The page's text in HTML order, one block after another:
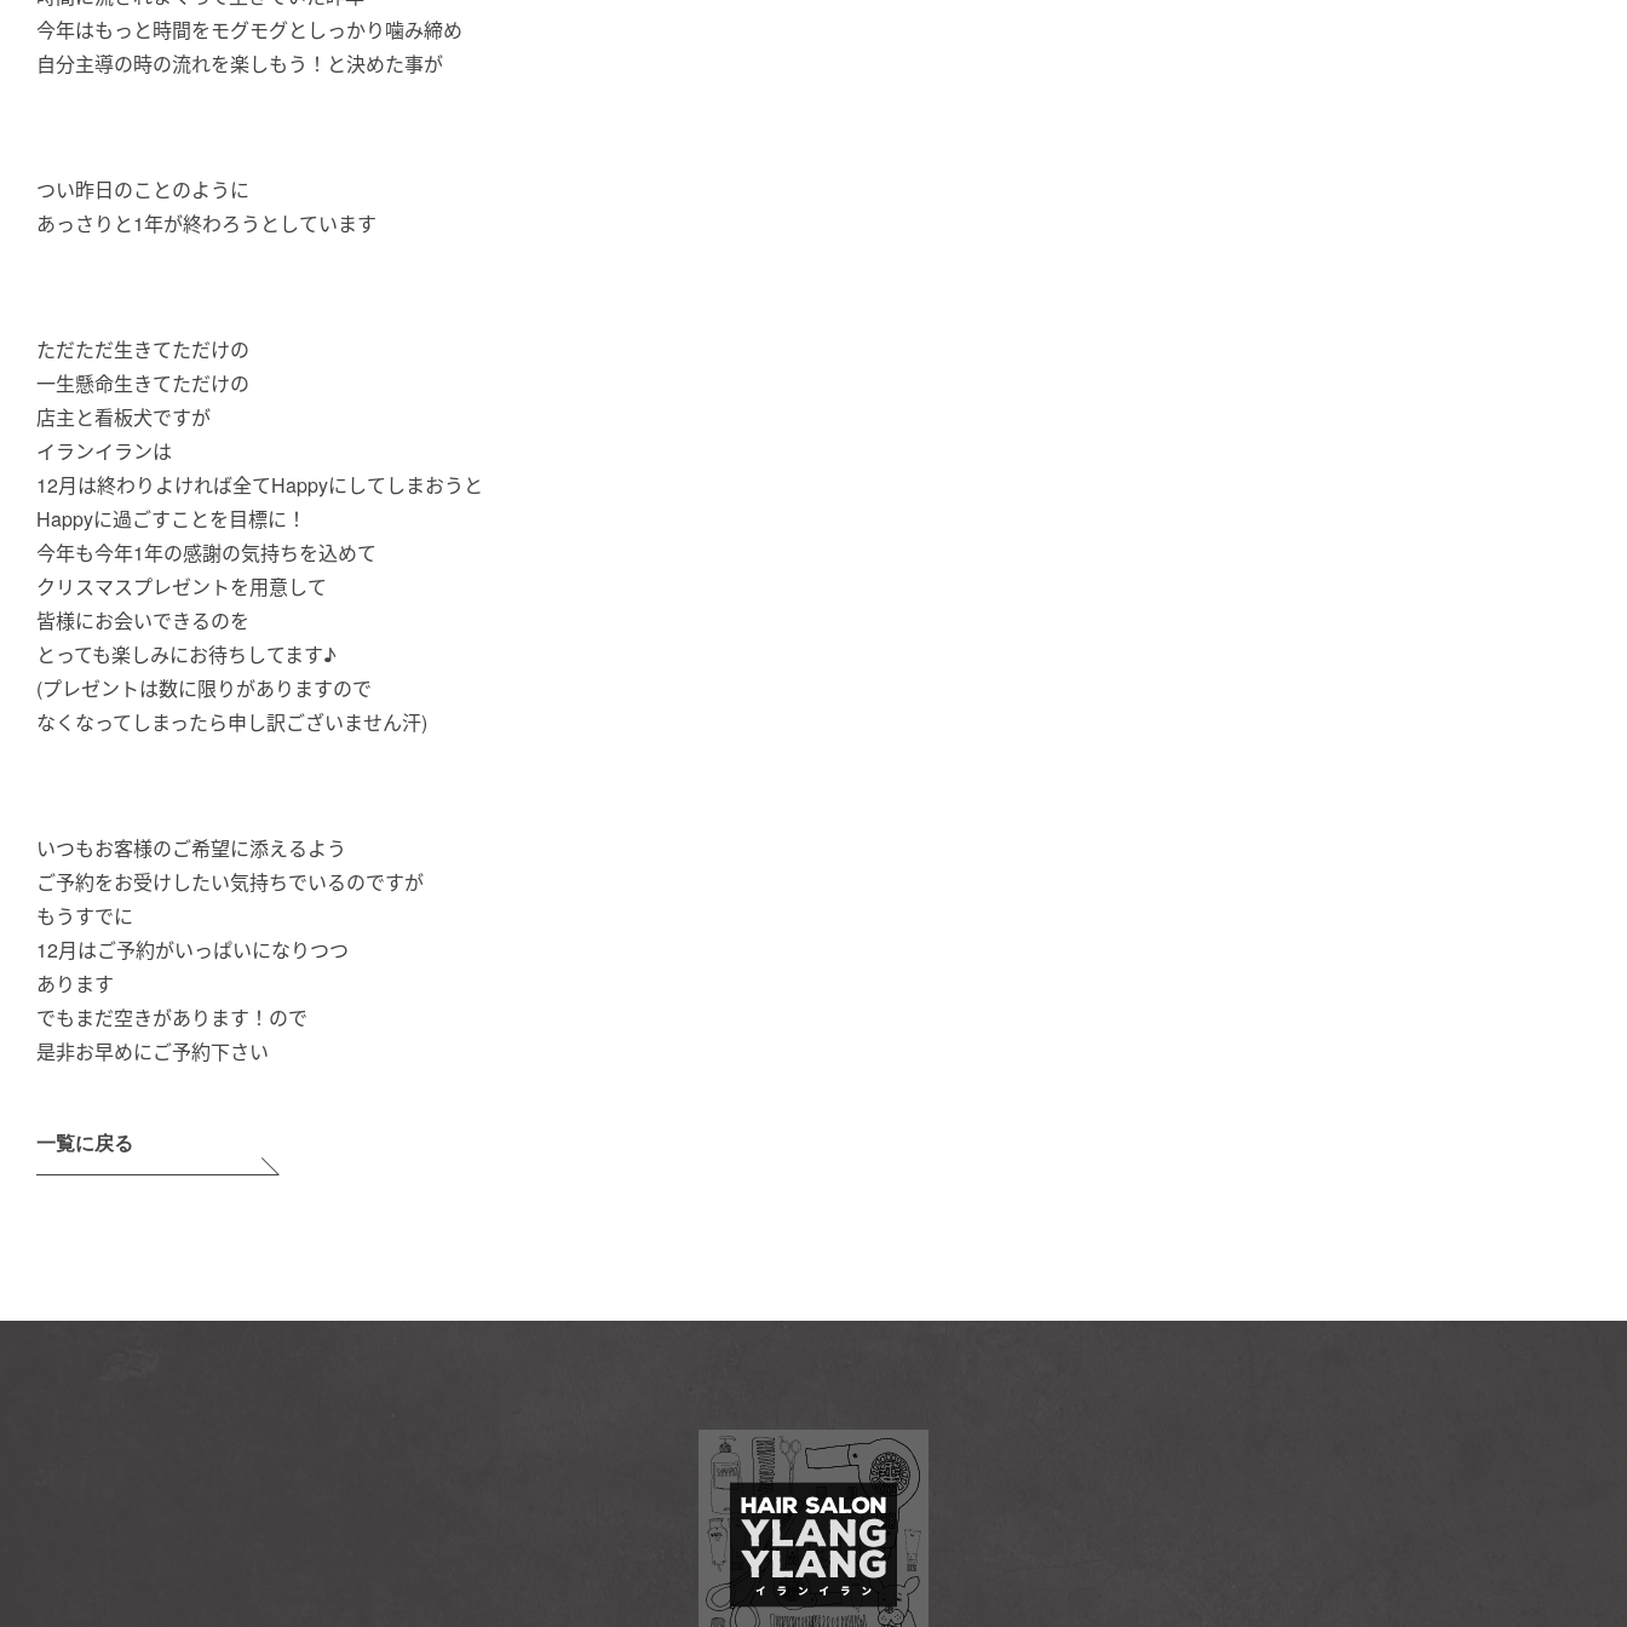
今年はもっと時間をモグモグとしっかり噛み締め
自分主導の時の流れを楽しもう！と決めた事が
つい昨日のことのように
あっさりと1年が終わろうとしています
ただただ生きてただけの
一生懸命生きてただけの
店主と看板犬ですが
イランイランは
12月は終わりよければ全てHappyにしてしまおうと
Happyに過ごすことを目標に！
今年も今年1年の感謝の気持ちを込めて
クリスマスプレゼントを用意して
皆様にお会いできるのを
とっても楽しみにお待ちしてます♪
(プレゼントは数に限りがありますので
なくなってしまったら申し訳ございません汗)
いつもお客様のご希望に添えるよう
ご予約をお受けしたい気持ちでいるのですが
もうすでに
12月はご予約がいっぱいになりつつ
あります
でもまだ空きがあります！ので
是非お早めにご予約下さい
一覧に戻る